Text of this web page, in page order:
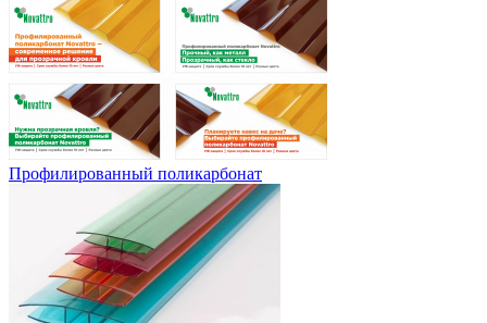
Профилированный поликарбонат